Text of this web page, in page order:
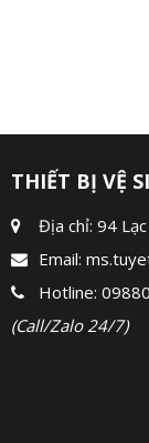
THIẾT BỊ VỆ
Địa chỉ: 94
Email:
Hotline:
(Call/Zalo 24/7)